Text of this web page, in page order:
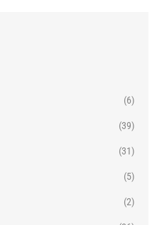
(6)
(39)
(31)
(5)
(2)